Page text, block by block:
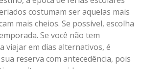
costumam ser aquelas mais
mais cheios. Se possível, escolha
Se você não tem
viajar em dias alternativos, é
reserva com antecedência, pois